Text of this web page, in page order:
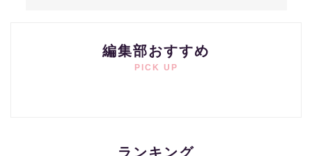
編集部おすすめ
PICK UP
ランキング